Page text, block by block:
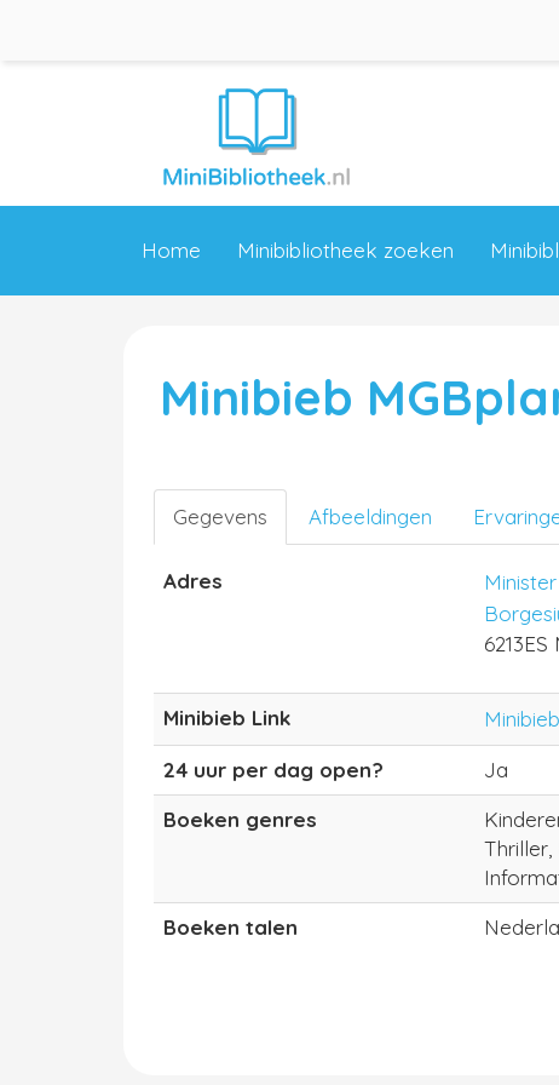
Home Minibibliotheek zoeken
Minibieb
Gegevens Afbeeldingen
Adres
Minibieb Link
24 uur per dag open?
Ja
Boeken genres
Thriller,
Boeken talen